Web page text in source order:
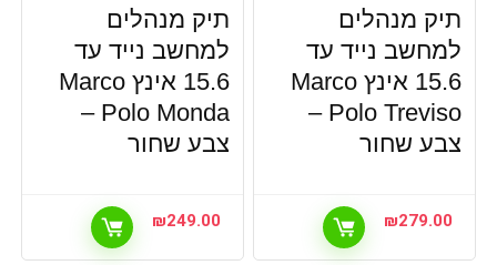
תיק מנהלים
למחשב נייד עד
15.6 אינץ Marco
Polo Treviso –
צבע שחור
₪279.00
תיק מנהלים
למחשב נייד עד
15.6 אינץ Marco
Polo Monda –
צבע שחור
₪249.00